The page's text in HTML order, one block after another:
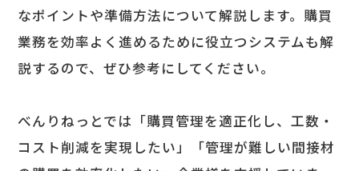
なポイントや準備方法について解説します。購買
業務を効率よく進めるために役立つシステムも解
説するので、ぜひ参考にしてください。
べんりねっとでは「購買管理を適正化し、工数・
コスト削減を実現したい」「管理が難しい間接材